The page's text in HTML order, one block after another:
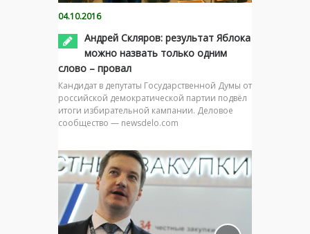
04.10.2016
Андрей Скляров: результат Яблока
можно назвать только одним
слово – провал
Кандидат в депутаты Государственной Думы от
российской демократической партии подвёл
итоги избирательной кампании. Деловое
сообщество — newsdelo.com